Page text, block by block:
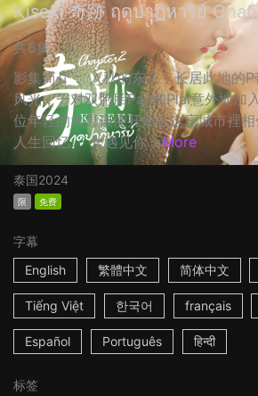
Kiseki 奇跡 ฤดูปาฏิหาริย์
共6集
影集简介： 入秋的东京，长居此地的
风光，一对双胞胎Pan和Plai意外地加
位年轻的大男孩便开始在这座城市裡
人生回忆。 ☆遇见你... More
泰国2024
限 免费
字幕
English
繁體中文 简体中文
Tiếng Việt 한국어 français
Español Português हिन्दी
标签